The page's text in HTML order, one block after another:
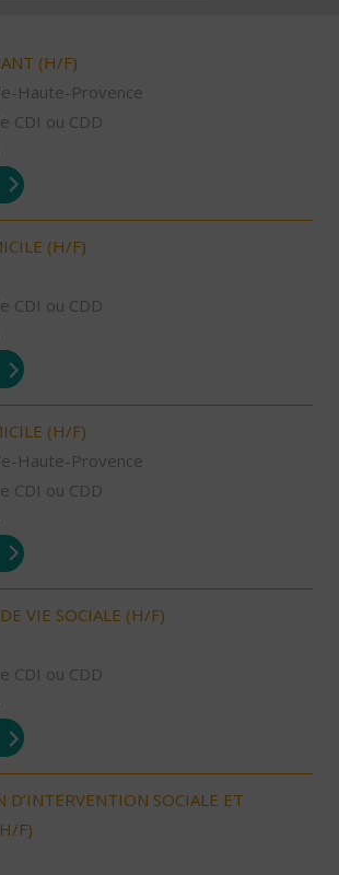
(H/F)
Haute-Provence
CDI ou CDD
(H/F)
CDI ou CDD
(H/F)
Haute-Provence
CDI ou CDD
VIE SOCIALE (H/F)
CDI ou CDD
D’INTERVENTION SOCIALE ET
F)